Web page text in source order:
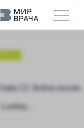
Блоги
Глава 22: Война жизни